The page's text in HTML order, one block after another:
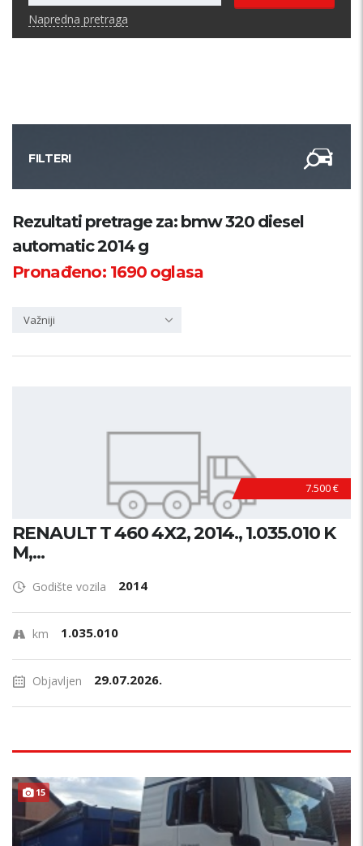
Napredna pretraga
FILTERI
Kategorija
Županija
Rezultati pretrage za: bmw 320 diesel
automatic 2014 g
Pronađeno: 1690oglasa
Važniji
7.500 €
RENAULT T 460 4X2, 2014., 1.035.010 K
M,...
Godište vozila 2014
km 1.035.010
Objavljen 29.07.2026.
15